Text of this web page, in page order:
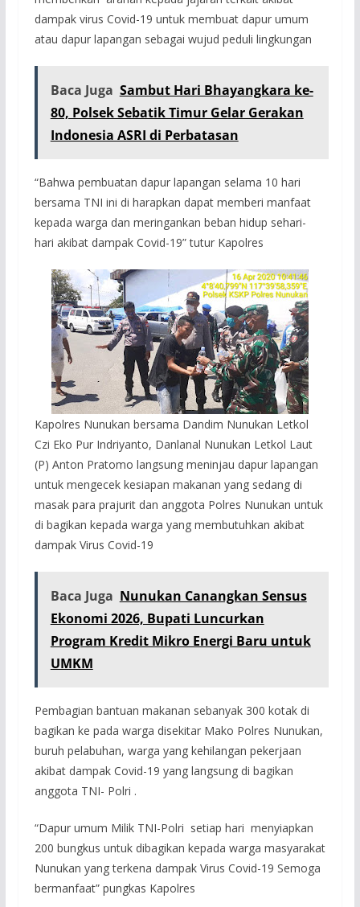
dampak virus Covid-19 untuk membuat dapur umum
atau dapur lapangan sebagai wujud peduli lingkungan
Baca Juga Sambut Hari Bhayangkara ke-
80, Polsek Sebatik Timur Gelar Gerakan
Indonesia ASRI di Perbatasan
“Bahwa pembuatan dapur lapangan selama 10 hari
bersama TNI ini di harapkan dapat memberi manfaat
kepada warga dan meringankan beban hidup sehari-
hari akibat dampak Covid-19” tutur Kapolres
Kapolres Nunukan bersama Dandim Nunukan Letkol
Czi Eko Pur Indriyanto, Danlanal Nunukan Letkol Laut
(P) Anton Pratomo langsung meninjau dapur lapangan
untuk mengecek kesiapan makanan yang sedang di
masak para prajurit dan anggota Polres Nunukan untuk
di bagikan kepada warga yang membutuhkan akibat
dampak Virus Covid-19
Baca Juga Nunukan Canangkan Sensus
Ekonomi 2026, Bupati Luncurkan
Program Kredit Mikro Energi Baru untuk
UMKM
Pembagian bantuan makanan sebanyak 300 kotak di
bagikan ke pada warga disekitar Mako Polres Nunukan,
buruh pelabuhan, warga yang kehilangan pekerjaan
akibat dampak Covid-19 yang langsung di bagikan
anggota TNI- Polri .
“Dapur umum Milik TNI-Polri setiap hari menyiapkan
200 bungkus untuk dibagikan kepada warga masyarakat
Nunukan yang terkena dampak Virus Covid-19 Semoga
bermanfaat” pungkas Kapolres